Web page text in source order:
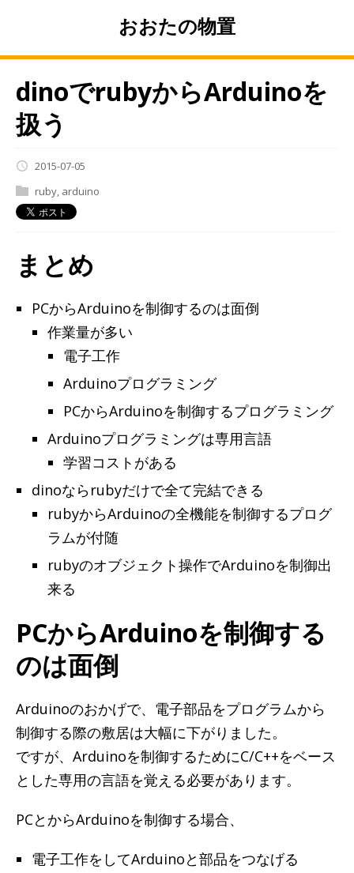
おおたの物置
dinoでrubyからArduinoを
扱う
2015-07-05
ruby arduino
まとめ
PCからArduinoを制御するのは面倒
作業量が多い
電子工作
Arduinoプログラミング
PCからArduinoを制御するプログラミング
Arduinoプログラミングは専用言語
学習コストがある
dinoならrubyだけで全て完結できる
rubyからArduinoの全機能を制御するプログ
ラムが付随
rubyのオブジェクト操作でArduinoを制御出
来る
PCからArduinoを制御する
のは面倒
Arduinoのおかげで、電子部品をプログラムから
制御する際の敷居は大幅に下がりました。
ですが、Arduinoを制御するためにC/C++をベース
とした専用の言語を覚える必要があります。
PCとからArduinoを制御する場合、
電子工作をしてArduinoと部品をつなげる